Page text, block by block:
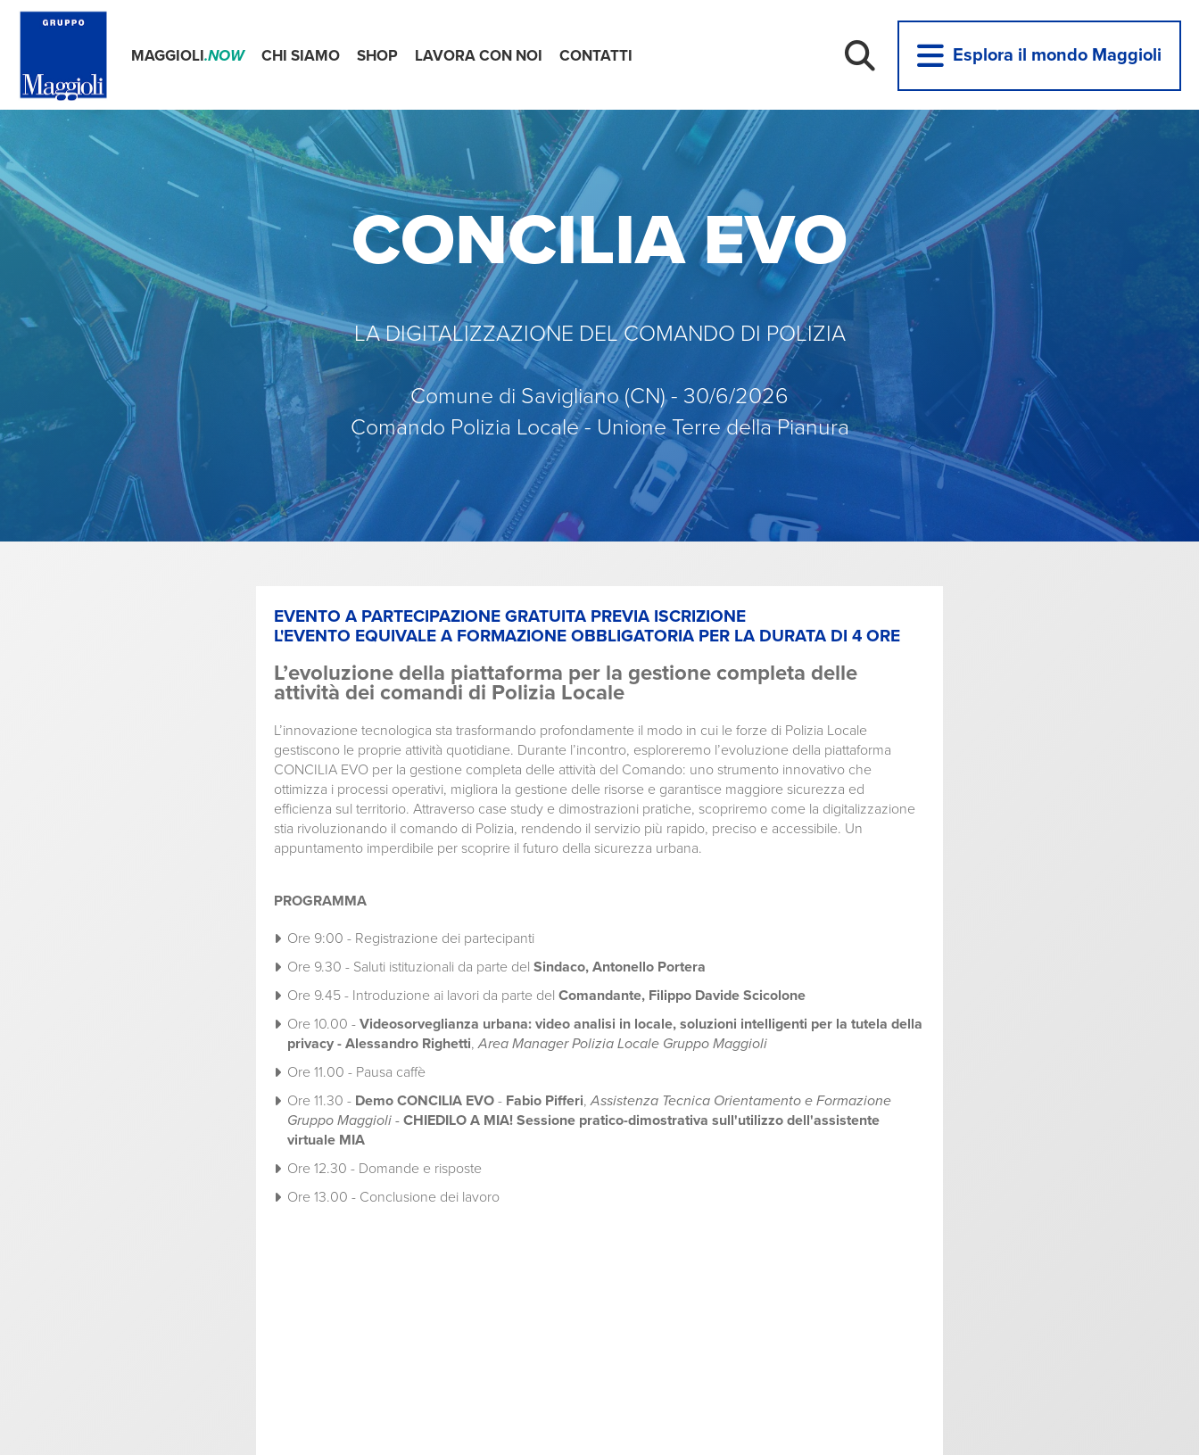
MAGGIOLI.NOW CHI SIAMO SHOP LAVORA CON NOI CONTATTI Esplora il mondo Maggioli
CONCILIA EVO
LA DIGITALIZZAZIONE DEL COMANDO DI POLIZIA
Comune di Savigliano (CN) - 30/6/2026
Comando Polizia Locale - Unione Terre della Pianura
EVENTO A PARTECIPAZIONE GRATUITA PREVIA ISCRIZIONE
L'EVENTO EQUIVALE A FORMAZIONE OBBLIGATORIA PER LA DURATA DI 4 ORE
L’evoluzione della piattaforma per la gestione completa delle
attività dei comandi di Polizia Locale
L’innovazione tecnologica sta trasformando profondamente il modo in cui le forze di Polizia Locale
gestiscono le proprie attività quotidiane. Durante l’incontro, esploreremo l’evoluzione della piattaforma
CONCILIA EVO per la gestione completa delle attività del Comando: uno strumento innovativo che
ottimizza i processi operativi, migliora la gestione delle risorse e garantisce maggiore sicurezza ed
efficienza sul territorio. Attraverso case study e dimostrazioni pratiche, scopriremo come la digitalizzazione
stia rivoluzionando il comando di Polizia, rendendo il servizio più rapido, preciso e accessibile. Un
appuntamento imperdibile per scoprire il futuro della sicurezza urbana.
PROGRAMMA
Ore 9:00 - Registrazione dei partecipanti
Ore ​9.30 - Saluti istituzionali da parte del Sindaco, Antonello Portera
Ore 9.45 - Introduzione ai lavori da parte del Comandante, Filippo Davide Scicolone
Ore 10.00 - Videosorveglianza urbana: video analisi in locale, soluzioni intelligenti per la tutela della
privacy - Alessandro Righetti,Area Manager Polizia Locale Gruppo Maggioli
Ore 11.00 - Pausa caffè
Ore 11.30 - Demo CONCILIA EVO - Fabio Pifferi,Assistenza Tecnica Orientamento e Formazione
Gruppo Maggioli - CHIEDILO A MIA! Sessione pratico-dimostrativa sull'utilizzo dell'assistente
virtuale MIA
Ore 12.30 - Domande e risposte
Ore 13.00 - Conclusione dei lavoro